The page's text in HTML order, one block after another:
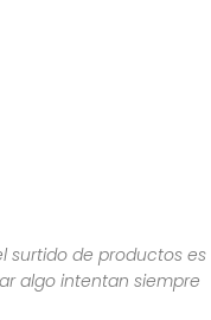
surtido de productos es
algo intentan siempre